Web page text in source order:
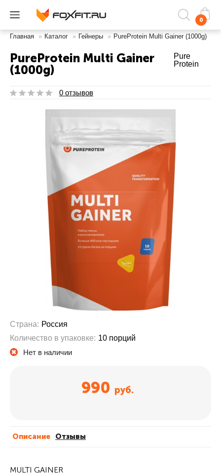
0
Главная » Каталог » Гейнеры » PureProtein Multi Gainer (1000g)
PureProtein Multi Gainer
(1000g)
Pure
Protein
0 отзывов
Страна: Россия
Количество в упаковке: 10 порций
Нет в наличии
990 руб.
Описание Отзывы
MULTI GAINER